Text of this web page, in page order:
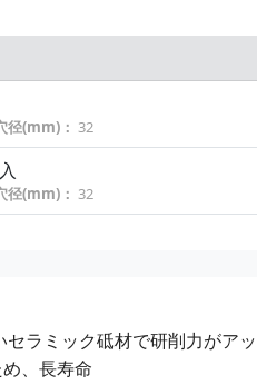
径(mm)： 32
径(mm)： 32
ラミック砥材で研削力がアッ
、長寿命